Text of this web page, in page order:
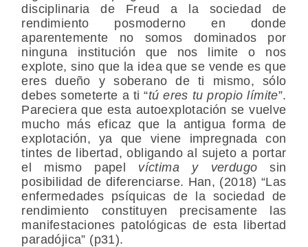
disciplinaria de Freud a la sociedad de
rendimiento posmoderno en donde
aparentemente no somos dominados por
ninguna institución que nos limite o nos
explote, sino que la idea que se vende es que
eres dueño y soberano de ti mismo, sólo
debes someterte a ti “tú eres tu propio límite”.
Pareciera que esta autoexplotación se vuelve
mucho más eficaz que la antigua forma de
explotación, ya que viene impregnada con
tintes de libertad, obligando al sujeto a portar
el mismo papel víctima y verdugo sin
posibilidad de diferenciarse. Han, (2018) “Las
enfermedades psíquicas de la sociedad de
rendimiento constituyen precisamente las
manifestaciones patológicas de esta libertad
paradójica” (p31).